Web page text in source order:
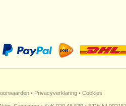
• Privacyverklaring • Cookies